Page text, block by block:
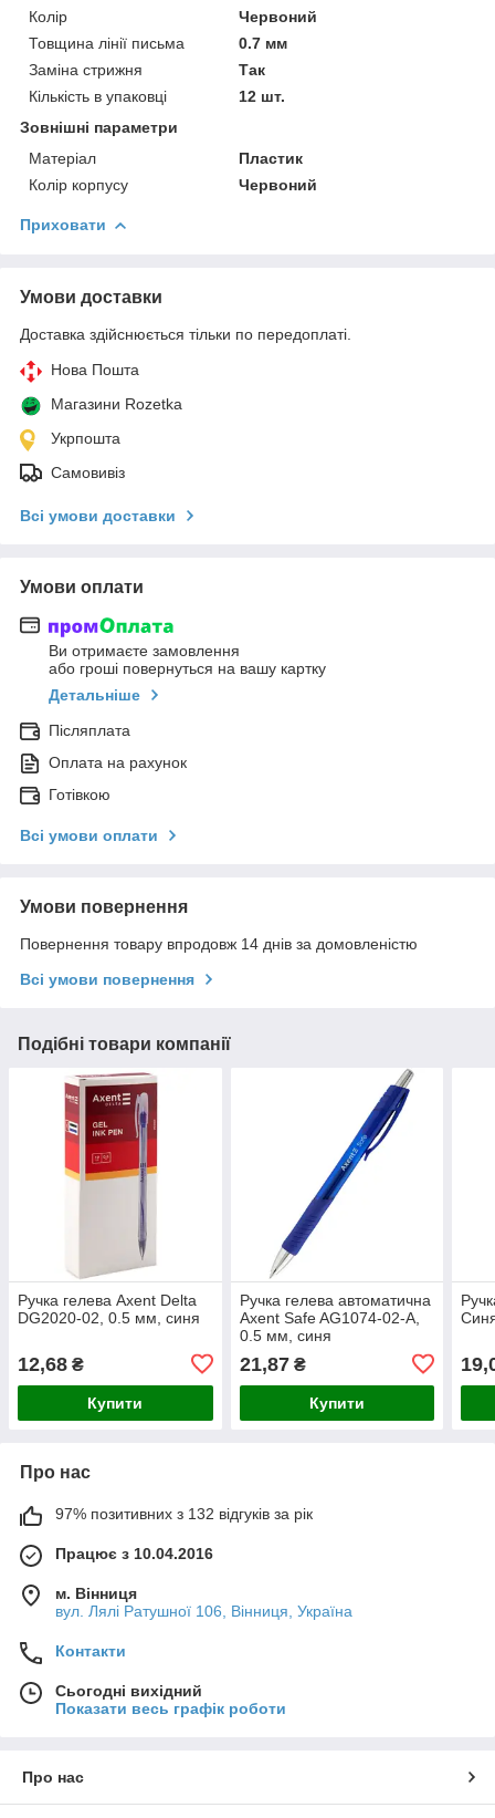
Колір
Червоний
Товщина лінії письма
0.7 мм
Заміна стрижня
Так
Кількість в упаковці
12 шт.
Зовнішні параметри
Матеріал
Пластик
Колір корпусу
Червоний
Приховати
Умови доставки
Доставка здійснюється тільки по передоплаті.
Нова Пошта
Магазини Rozetka
Укрпошта
Самовивіз
Всі умови доставки
Умови оплати
Ви отримаєте замовлення
або гроші повернуться на вашу картку
Детальніше
Післяплата
Оплата на рахунок
Готівкою
Всі умови оплати
Умови повернення
Повернення товару впродовж 14 днів за домовленістю
Всі умови повернення
Подібні товари компанії
Ручка гелева Axent Delta
DG2020-02, 0.5 мм, синя
12,68 ₴
Купити
Ручка гелева автоматична
Axent Safe AG1074-02-A,
0.5 мм, синя
21,87₴
Купити
Про нас
97% позитивних з 132 відгуків за рік
Працює з 10.04.2016
м. Вінниця
вул. Лялі Ратушної 106, Вінниця, Україна
Контакти
Сьогодні вихідний
Показати весь графік роботи
Про нас